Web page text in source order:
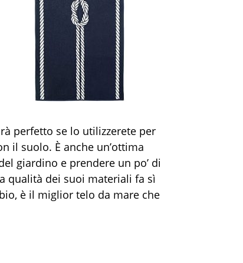
perfetto se lo utilizzerete per
il suolo. È anche un’ottima
giardino e prendere un po’ di
qualità dei suoi materiali fa sì
è il miglior telo da mare che